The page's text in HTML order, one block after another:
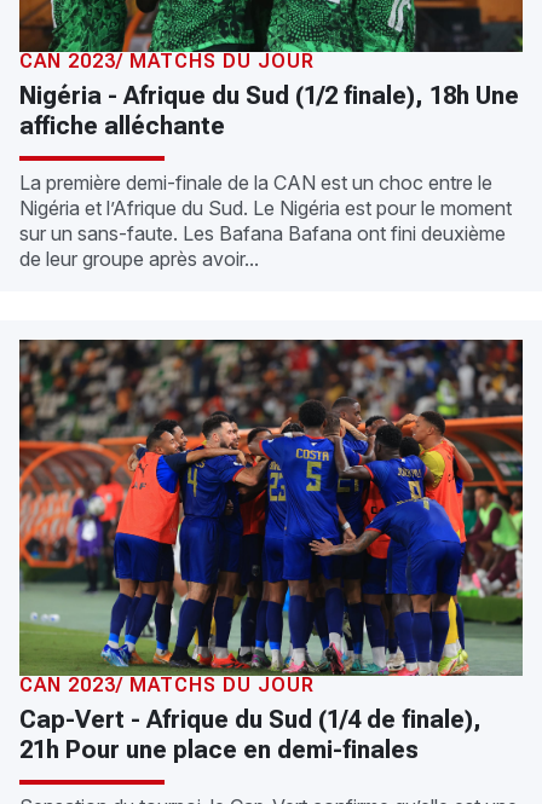
CAN 2023/ MATCHS DU JOUR
Nigéria - Afrique du Sud (1/2 finale), 18h Une
affiche alléchante
La première demi-finale de la CAN est un choc entre le
Nigéria et l’Afrique du Sud. Le Nigéria est pour le moment
sur un sans-faute. Les Bafana Bafana ont fini deuxième
de leur groupe après avoir...
CAN 2023/ MATCHS DU JOUR
Cap-Vert - Afrique du Sud (1/4 de finale),
21h Pour une place en demi-finales